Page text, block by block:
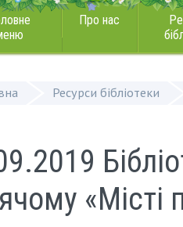
Про нас
Ресурси бібліотеки
«Місті